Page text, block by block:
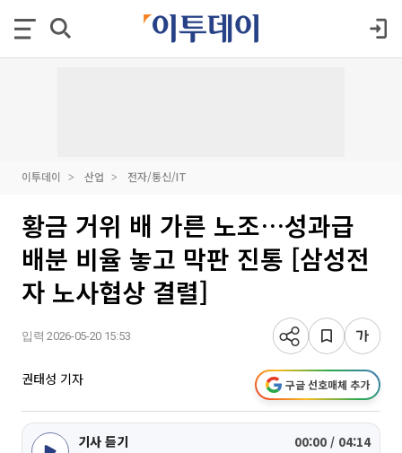
이투데이 산업 전자/통신/IT
황금 거위 배 가른 노조…성과급
배분 비율 놓고 막판 진통 [삼성전
자 노사협상 결렬]
입력 2026-05-20 15:53
권태성 기자 구글 선호매체 추가
기사 듣기 00:00 / 04:14